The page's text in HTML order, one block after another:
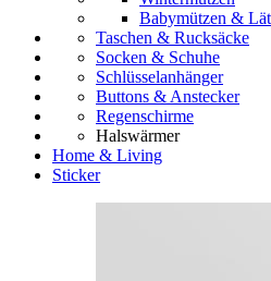
Babymützen &
Taschen & Rucksäcke
Socken & Schuhe
Schlüsselanhänger
Buttons & Anstecker
Regenschirme
Halswärmer
Home & Living
Sticker